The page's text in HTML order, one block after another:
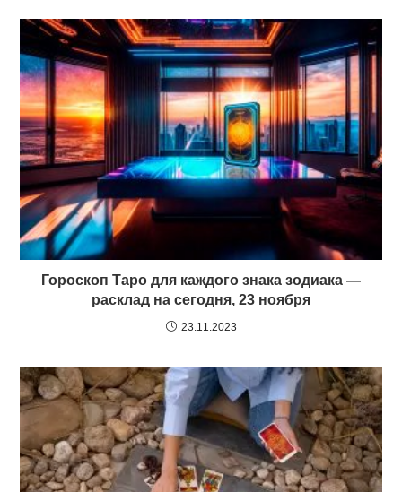
Гороскоп Таро для каждого знака зодиака —
расклад на сегодня, 23 ноября
23.11.2023